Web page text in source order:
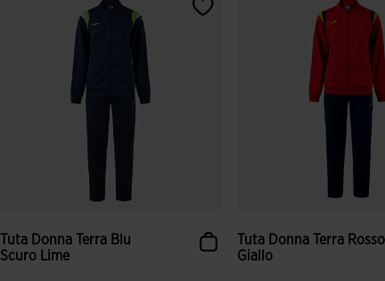
Tuta Donna Terra Blu
Scuro Lime
Tuta Donna Terra Rosso
Giallo